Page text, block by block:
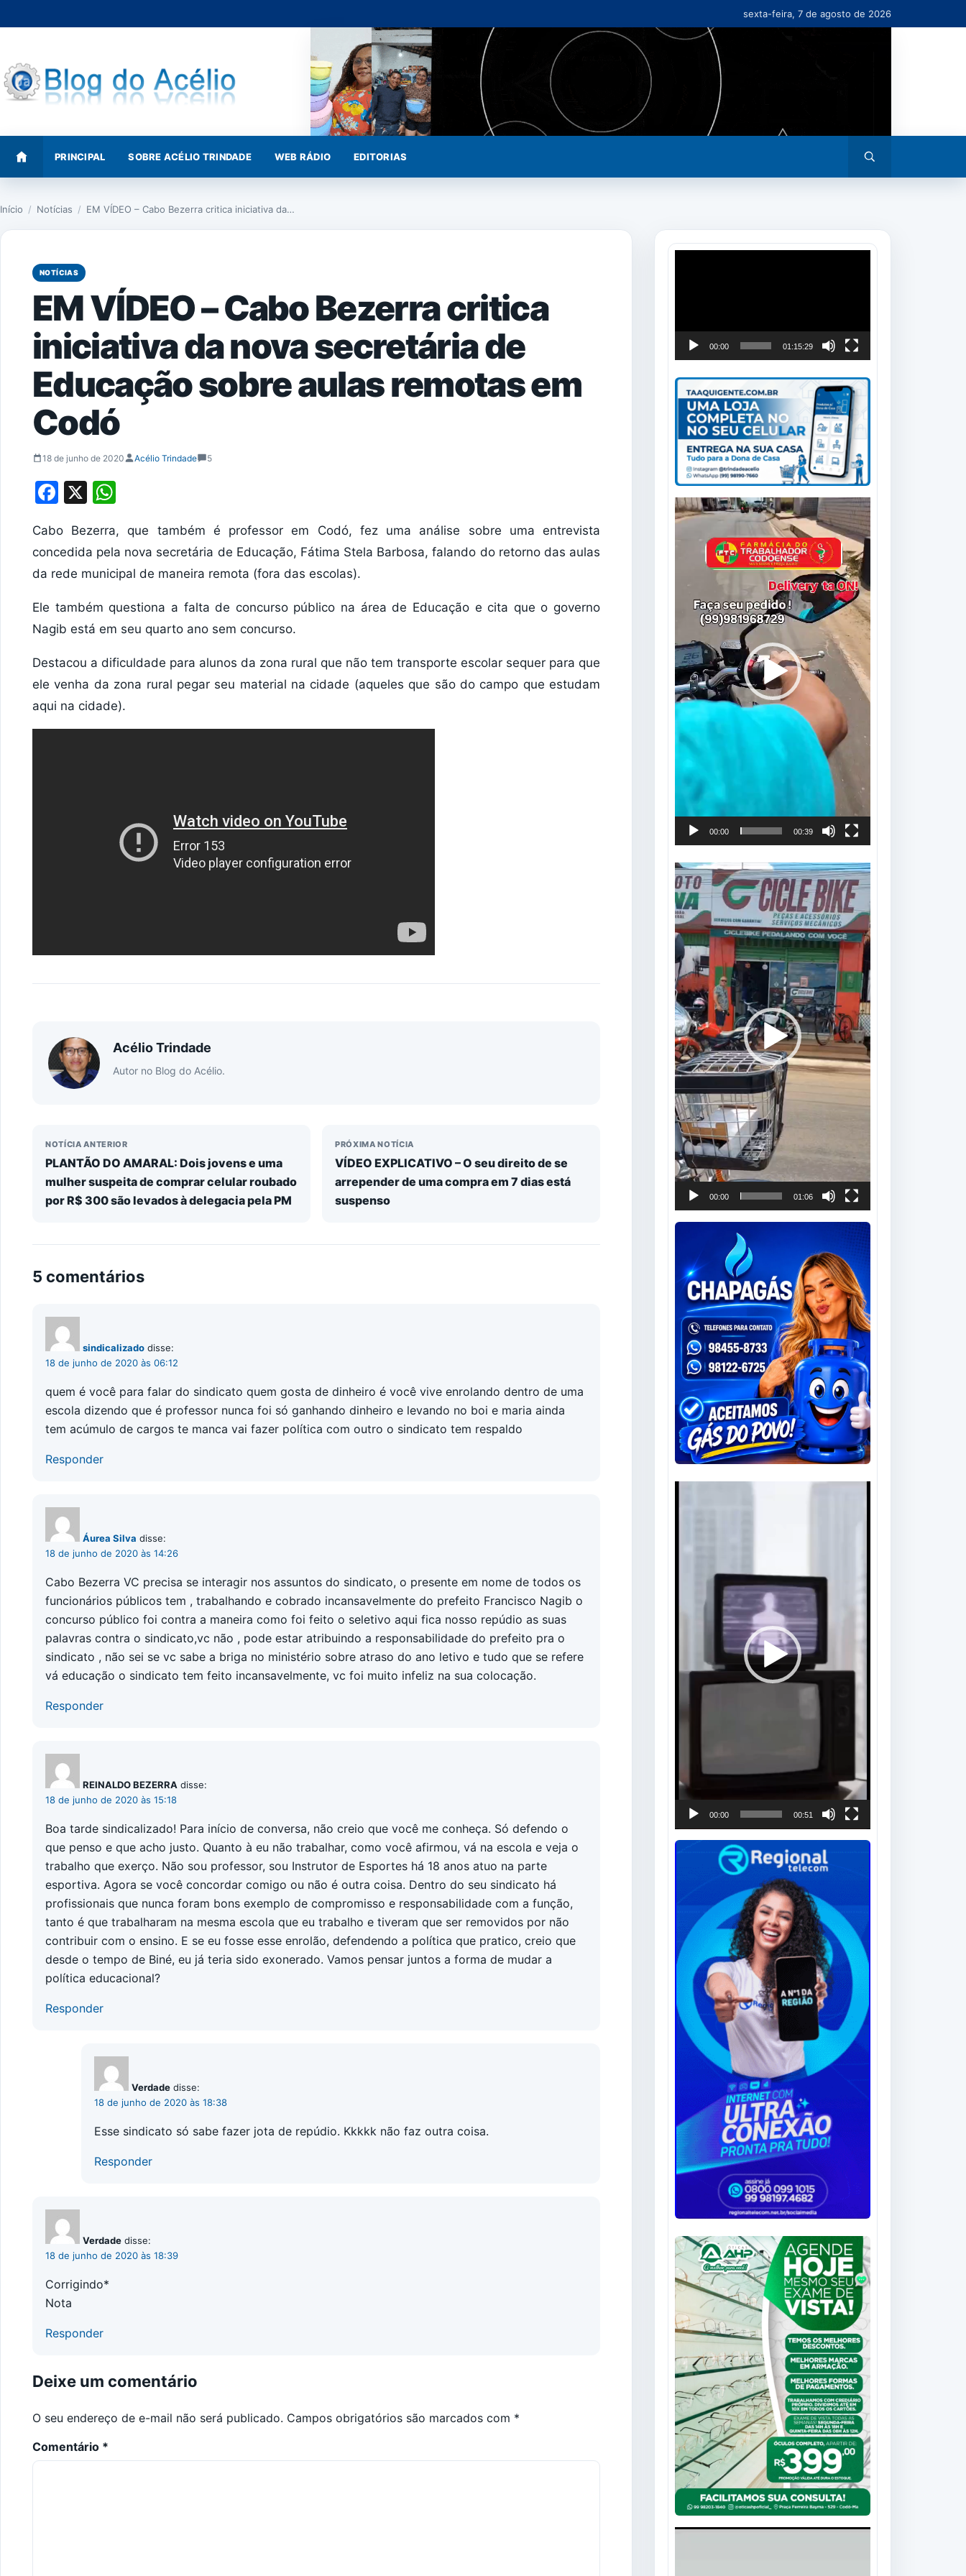
para
conteúdo
sexta-feira, 7 de agosto de 2026
PRINCIPAL SOBRE ACÉLIO TRINDADE WEB RÁDIO EDITORIAS
busca
Início / Notícias / EM VÍDEO – Cabo Bezerra critica iniciativa da…
NOTÍCIAS
EM VÍDEO – Cabo Bezerra critica
iniciativa da nova secretária de
Educação sobre aulas remotas em
Codó
18 de junho de 2020 Acélio Trindade 5
Facebook
X
Cabo Bezerra, que também é professor em Codó, fez uma análise sobre uma entrevista
concedida pela nova secretária de Educação, Fátima Stela Barbosa, falando do retorno das aulas
da rede municipal de maneira remota (fora das escolas).
Ele também questiona a falta de concurso público na área de Educação e cita que o governo
Nagib está em seu quarto ano sem concurso.
Destacou a dificuldade para alunos da zona rural que não tem transporte escolar sequer para que
ele venha da zona rural pegar seu material na cidade (aqueles que são do campo que estudam
aqui na cidade).
Acélio Trindade
Autor no Blog do Acélio.
NOTÍCIA ANTERIOR
PLANTÃO DO AMARAL: Dois jovens e uma
mulher suspeita de comprar celular roubado
por R$ 300 são levados à delegacia pela PM
PRÓXIMA NOTÍCIA
VÍDEO EXPLICATIVO – O seu direito de se
arrepender de uma compra em 7 dias está
suspenso
5 comentários
sindicalizado disse:
18 de junho de 2020 às 06:12
quem é você para falar do sindicato quem gosta de dinheiro é você vive enrolando dentro de uma
escola dizendo que é professor nunca foi só ganhando dinheiro e levando no boi e maria ainda
tem acúmulo de cargos te manca vai fazer política com outro o sindicato tem respaldo
Responder
Áurea Silva disse:
18 de junho de 2020 às 14:26
Cabo Bezerra VC precisa se interagir nos assuntos do sindicato, o presente em nome de todos os
funcionários públicos tem , trabalhando e cobrado incansavelmente do prefeito Francisco Nagib o
concurso público foi contra a maneira como foi feito o seletivo aqui fica nosso repúdio as suas
palavras contra o sindicato,vc não , pode estar atribuindo a responsabilidade do prefeito pra o
sindicato , não sei se vc sabe a briga no ministério sobre atraso do ano letivo e tudo que se refere
vá educação o sindicato tem feito incansavelmente, vc foi muito infeliz na sua colocação.
Responder
REINALDO BEZERRA disse:
18 de junho de 2020 às 15:18
Boa tarde sindicalizado! Para início de conversa, não creio que você me conheça. Só defendo o
que penso e que acho justo. Quanto à eu não trabalhar, como você afirmou, vá na escola e veja o
trabalho que exerço. Não sou professor, sou Instrutor de Esportes há 18 anos atuo na parte
esportiva. Agora se você concordar comigo ou não é outra coisa. Dentro do seu sindicato há
profissionais que nunca foram bons exemplo de compromisso e responsabilidade com a função,
tanto é que trabalharam na mesma escola que eu trabalho e tiveram que ser removidos por não
contribuir com o ensino. E se eu fosse esse enrolão, defendendo a política que pratico, creio que
desde o tempo de Biné, eu já teria sido exonerado. Vamos pensar juntos a forma de mudar a
política educacional?
Responder
Verdade disse:
18 de junho de 2020 às 18:38
Esse sindicato só sabe fazer jota de repúdio. Kkkkk não faz outra coisa.
Responder
Verdade disse:
18 de junho de 2020 às 18:39
Corrigindo*
Nota
Responder
Deixe um comentário
O seu endereço de e-mail não será publicado. Campos obrigatórios são marcados com *
Comentário *
00:00 01:15:29
Tocador
de
vídeo
00:00 00:39
Tocador
de
vídeo
00:00 01:06
00:00 00:51